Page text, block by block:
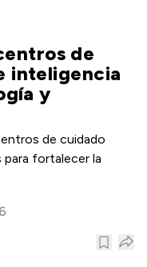
de
inteligencia
y
de cuidado
fortalecer la